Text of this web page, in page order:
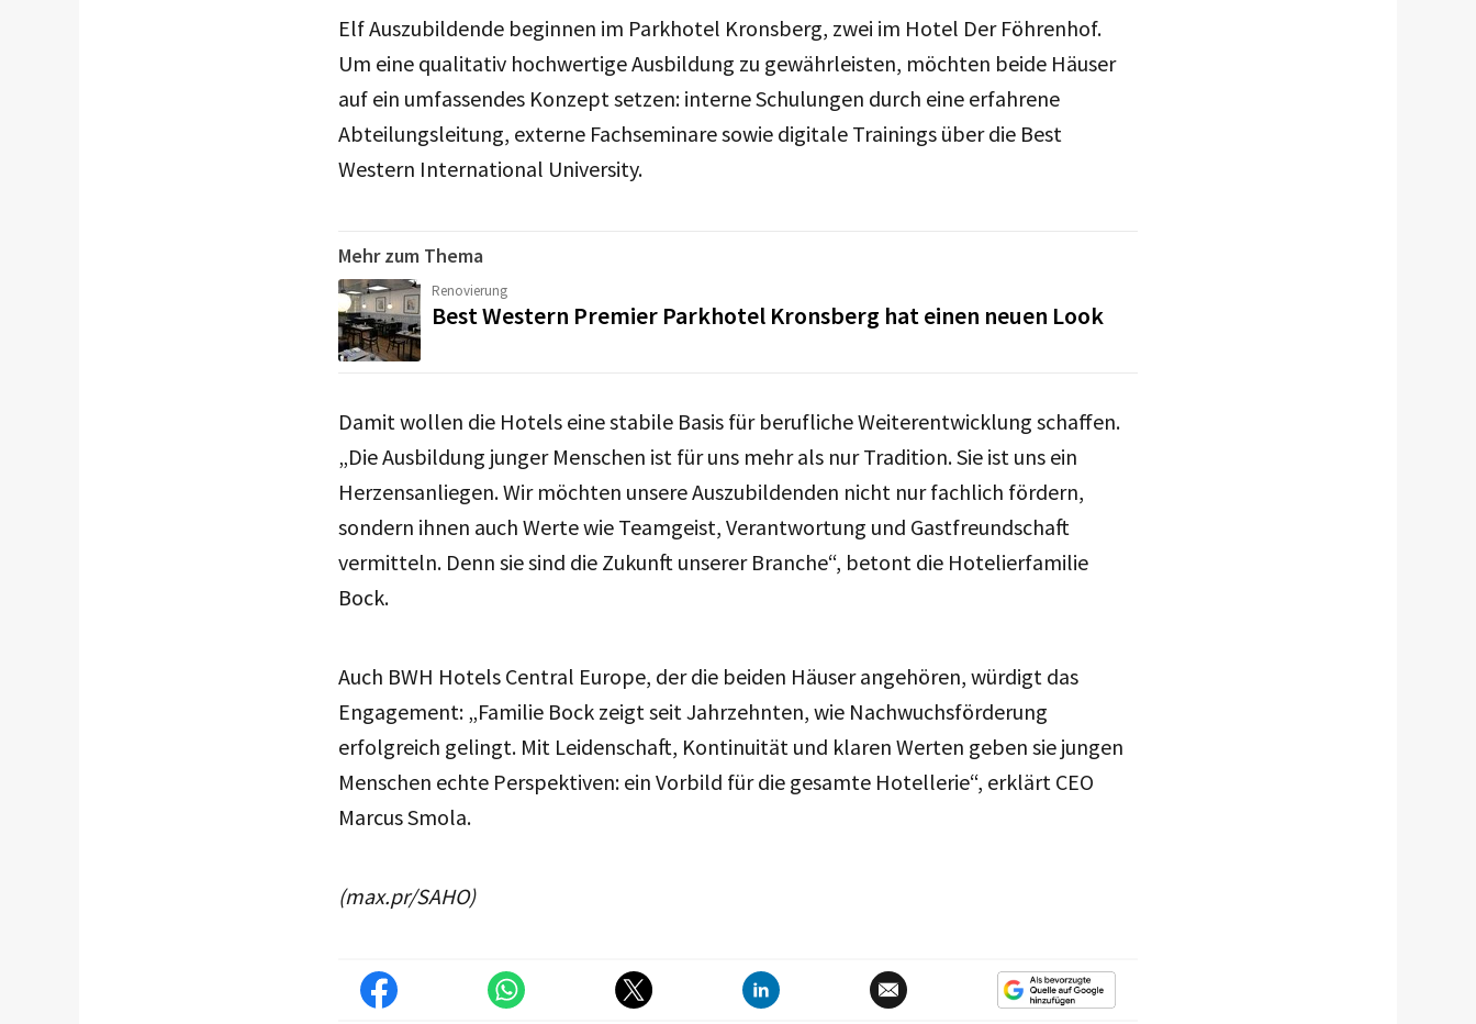
Elf Auszubildende beginnen im Parkhotel Kronsberg, zwei im Hotel Der Föhrenhof.
Um eine qualitativ hochwertige Ausbildung zu gewährleisten, möchten beide Häuser
auf ein umfassendes Konzept setzen: interne Schulungen durch eine erfahrene
Abteilungsleitung, externe Fachseminare sowie digitale Trainings über die Best
Western International University.
Mehr zum Thema
Renovierung
Best Western Premier Parkhotel Kronsberg hat einen neuen Look
Damit wollen die Hotels eine stabile Basis für berufliche Weiterentwicklung schaffen.
„Die Ausbildung junger Menschen ist für uns mehr als nur Tradition. Sie ist uns ein
Herzensanliegen. Wir möchten unsere Auszubildenden nicht nur fachlich fördern,
sondern ihnen auch Werte wie Teamgeist, Verantwortung und Gastfreundschaft
vermitteln. Denn sie sind die Zukunft unserer Branche“, betont die Hotelierfamilie
Bock.
Auch BWH Hotels Central Europe, der die beiden Häuser angehören, würdigt das
Engagement: „Familie Bock zeigt seit Jahrzehnten, wie Nachwuchsförderung
erfolgreich gelingt. Mit Leidenschaft, Kontinuität und klaren Werten geben sie jungen
Menschen echte Perspektiven: ein Vorbild für die gesamte Hotellerie“, erklärt CEO
Marcus Smola.
(max.pr/SAHO)